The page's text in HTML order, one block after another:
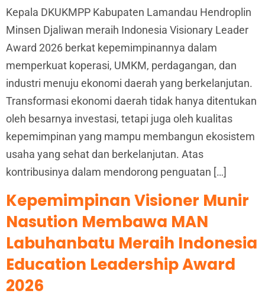
Kepala DKUKMPP Kabupaten Lamandau Hendroplin
Minsen Djaliwan meraih Indonesia Visionary Leader
Award 2026 berkat kepemimpinannya dalam
memperkuat koperasi, UMKM, perdagangan, dan
industri menuju ekonomi daerah yang berkelanjutan.
Transformasi ekonomi daerah tidak hanya ditentukan
oleh besarnya investasi, tetapi juga oleh kualitas
kepemimpinan yang mampu membangun ekosistem
usaha yang sehat dan berkelanjutan. Atas
kontribusinya dalam mendorong penguatan […]
Kepemimpinan Visioner Munir
Nasution Membawa MAN
Labuhanbatu Meraih Indonesia
Education Leadership Award
2026